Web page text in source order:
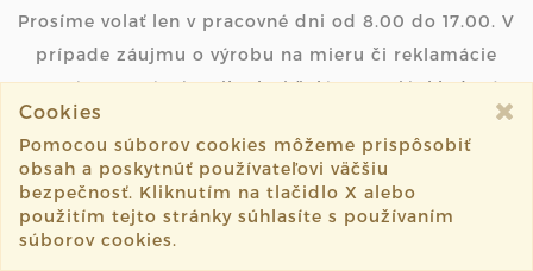
Prosíme volať len v pracovné dni od 8.00 do 17.00. V
prípade záujmu o výrobu na mieru či reklamácie
prosíme napísať mejl. Ak si želáte overiť skladovú
dostupnosť produktu, urobte tak prosím písomnou
formou prostredníctvom mejlu, ďakujeme...
Michaela Ďurišová
Cookies
Pomocou súborov cookies môžeme prispôsobiť
obsah a poskytnúť používateľovi väčšiu
bezpečnosť. Kliknutím na tlačidlo X alebo
použitím tejto stránky súhlasíte s používaním
súborov cookies.